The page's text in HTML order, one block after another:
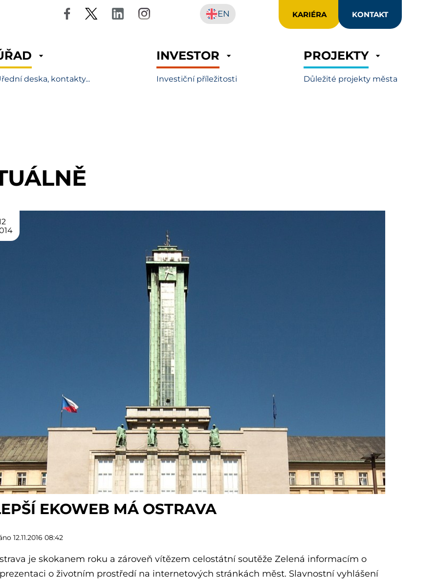
KARIÉRA KONTAKT
EN
deska, kontakty...
INVESTOR
Investiční příležitosti
PROJEKTY
Důležité projekty města
EKOWEB MÁ OSTRAVA
12.11.2016 08:42
je skokanem roku a zároveň vítězem celostátní soutěže Zelená informacím o
o životním prostředí na internetových stránkách měst. Slavnostní vyhlášení